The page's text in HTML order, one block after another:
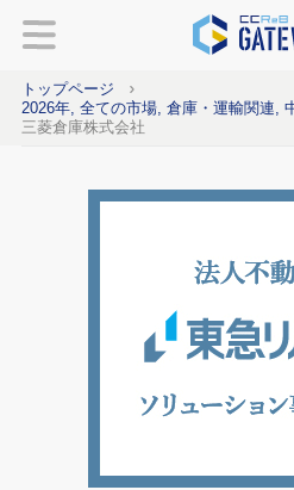
トップページ
2026年, 全ての市場, 倉庫・運輸関連,
三菱倉庫株式会社